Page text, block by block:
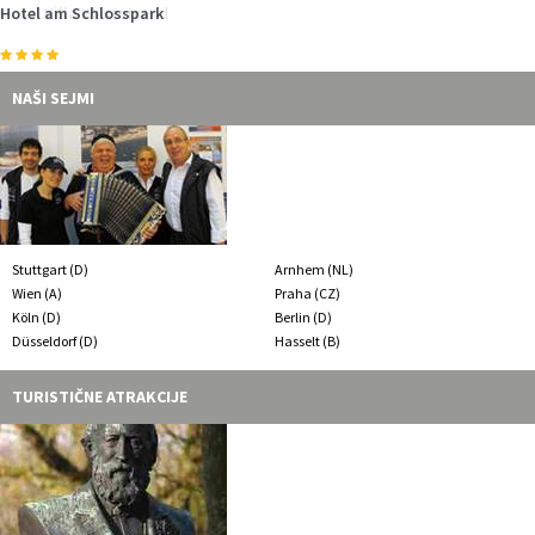
Hotel am Schlosspark
Hotel Villa Weststrand
NAUPAR - Nautische Partner
Strandhotel Bene
Zimmervermittlung Ahrenshooper Ferien
Ostseehotel Dierhagen
NAŠI SEJMI
Stuttgart (D)
Arnhem (NL)
Wien (A)
Praha (CZ)
Köln (D)
Berlin (D)
Düsseldorf (D)
Hasselt (B)
TURISTIČNE ATRAKCIJE